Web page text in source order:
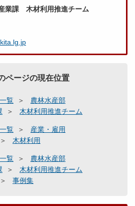
業課 木材利用推進チーム
ページの現在位置
覧
農林水産部
木材利用推進チーム
覧
産業・雇用
木材利用
覧
農林水産部
木材利用推進チーム
事例集